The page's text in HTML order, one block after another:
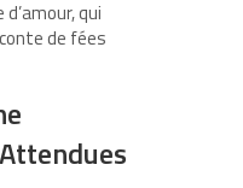
qui
de fées